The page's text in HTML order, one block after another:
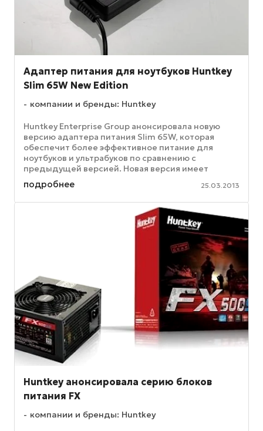
Адаптер питания для ноутбуков Huntkey
Slim 65W New Edition
компании и бренды: Huntkey
Huntkey Enterprise Group анонсировала новую
версию адаптера питания Slim 65W, которая
обеспечит более эффективное питание для
ноутбуков и ультрабуков по сравнению с
предыдущей версией. Новая версия имеет
следующие улучшения: - КПД адаптера повышен
...
подробнее 25.03.2013
Huntkey анонсировала серию блоков
питания FX
компании и бренды: Huntkey